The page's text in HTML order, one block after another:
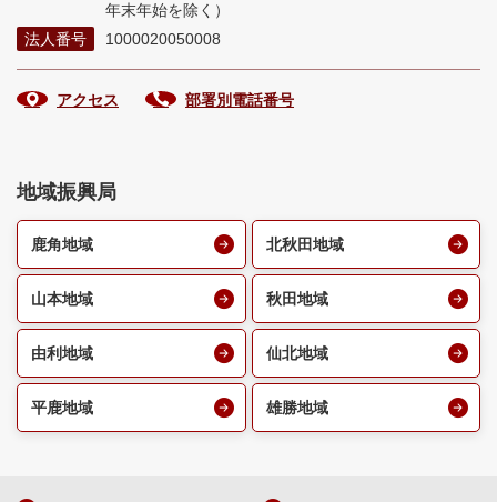
年末年始を除く）
法人番号
1000020050008
アクセス 部署別電話番号
地域振興局
鹿角地域 北秋田地域
山本地域 秋田地域
由利地域 仙北地域
平鹿地域 雄勝地域